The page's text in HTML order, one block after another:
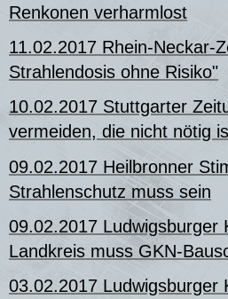
Renkonen verharmlost
11.02.2017 Rhein-Neckar-
Strahlendosis ohne Risiko"
10.02.2017 Stuttgarter
vermeiden, die nicht nötig
09.02.2017 Heilbronner
Strahlenschutz muss sein
09.02.2017 Ludwigsburger
Landkreis muss GKN-
03.02.2017 Ludwigsburger